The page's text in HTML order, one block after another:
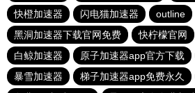
快橙加速器
闪电猫加速器 outline
黑洞加速器下载官网免费
快柠檬官网
白鲸加速器
原子加速器app官方下载
暴雪加速器
梯子加速器app免费永久